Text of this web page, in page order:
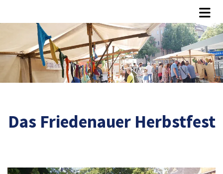
Das Friedenauer Herbstfest